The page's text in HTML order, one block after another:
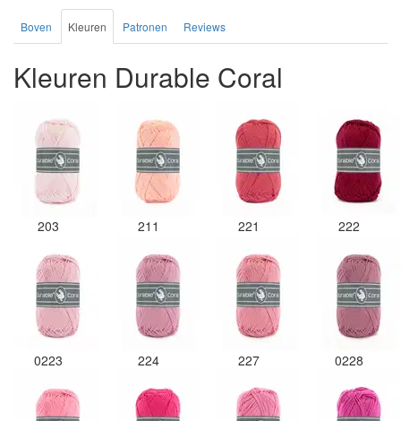
Boven Kleuren Patronen Reviews
Kleuren Durable Coral
203 211 221 222
0223 224 227 0228